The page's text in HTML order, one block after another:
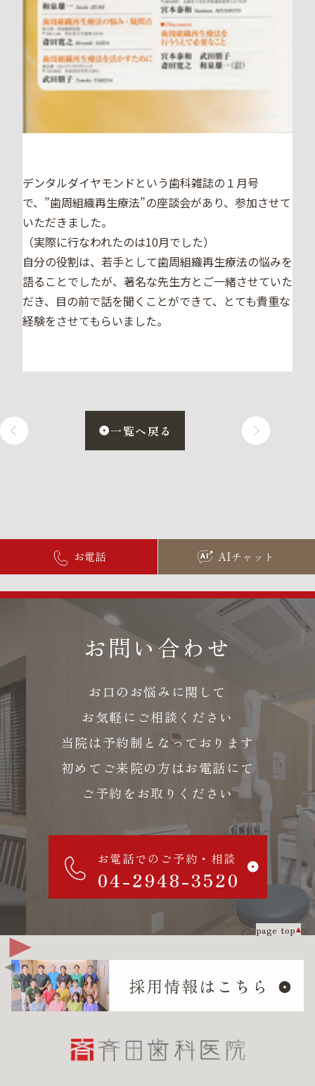
デンタルダイヤモンドという歯科雑誌の１月号
で、”歯周組織再生療法”の座談会があり、参加させて
いただきました。
（実際に行なわれたのは10月でした）
自分の役割は、若手として歯周組織再生療法の悩みを
語ることでしたが、著名な先生方とご一緒させていた
だき、目の前で話を聞くことができて、とても貴重な
経験をさせてもらいました。
一覧へ戻る
お電話 AIチャット
お問い合わせ
お口のお悩みに関して
お気軽にご相談ください
当院は予約制となっております
初めてご来院の方はお電話にて
ご予約をお取りください
お電話でのご予約・相談
04-2948-3520
page top